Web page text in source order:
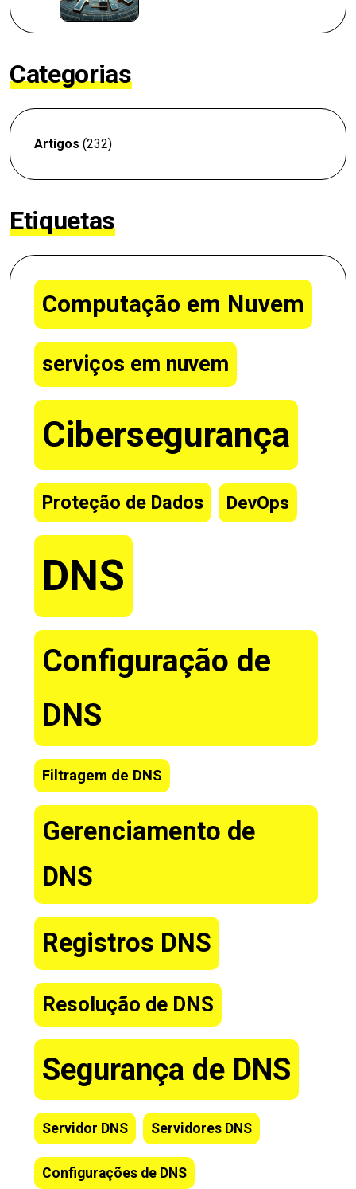
Categorias
Artigos (232)
Etiquetas
Computação em Nuvem
serviços em nuvem
Cibersegurança
Proteção de Dados DevOps
DNS
Configuração de
DNS
Filtragem de DNS
Gerenciamento de
DNS
Registros DNS
Resolução de DNS
Segurança de DNS
Servidor DNS Servidores DNS
Configurações de DNS